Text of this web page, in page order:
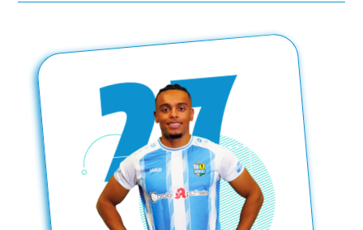
FRAUEN
CAMPUS
CLUB
CLUBMITGLIEDSCHAFT
BUSINESS